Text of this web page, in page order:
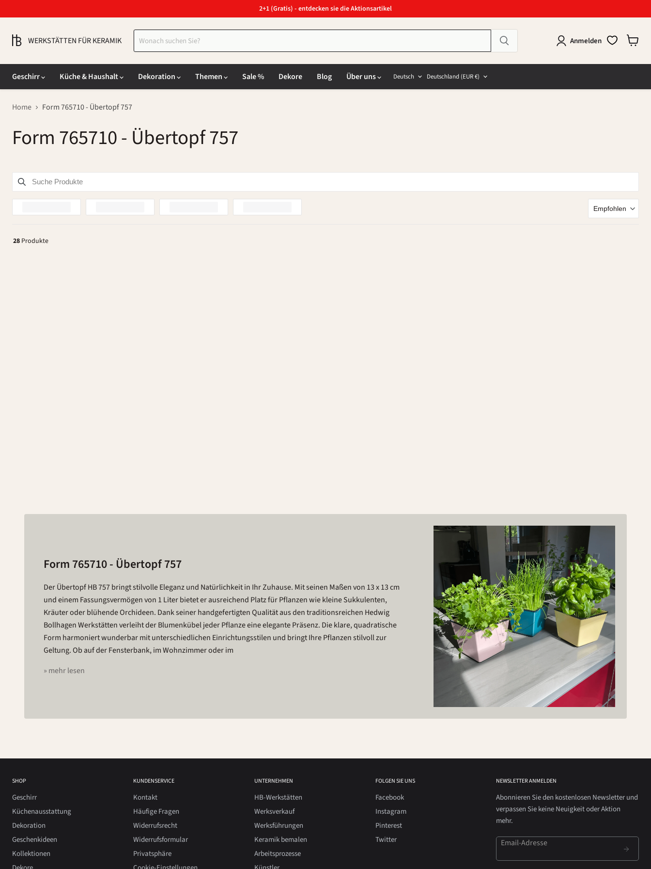
2+1 (Gratis) - entdecken sie die Aktionsartikel
WERKSTÄTTEN FÜR KERAMIK Anmelden
Geschirr
Küche & Haushalt Dekoration Themen Sale % Dekore Blog Über uns Sprache
Deutsch Land
Deutschland (EUR €)
Home Form 765710 - Übertopf 757
Form 765710 - Übertopf 757
Suche Produkte
Use this input to search products in this collection.
Empfohlen
28 Produkte
Form 765710 - Übertopf 757
Der Übertopf HB 757 bringt stilvolle Eleganz und Natürlichkeit in Ihr Zuhause. Mit seinen Maßen von 13 x 13 cm
und einem Fassungsvermögen von 1 Liter bietet er ausreichend Platz für Pflanzen wie kleine Sukkulenten,
Kräuter oder blühende Orchideen. Dank seiner handgefertigten Qualität aus den traditionsreichen Hedwig
Bollhagen Werkstätten verleiht der Blumenkübel jeder Pflanze eine elegante Präsenz. Die klare, quadratische
Form harmoniert wunderbar mit unterschiedlichen Einrichtungsstilen und bringt Ihre Pflanzen stilvoll zur
Geltung. Ob auf der Fensterbank, im Wohnzimmer oder im
» mehr lesen
SHOP
Geschirr
Küchenausstattung
Dekoration
Geschenkideen
Kollektionen
KUNDENSERVICE
Kontakt
Häufige Fragen
Widerrufsrecht
Widerrufsformular
Privatsphäre
UNTERNEHMEN
HB-Werkstätten
Werksverkauf
Werksführungen
Keramik bemalen
Arbeitsprozesse
FOLGEN SIE UNS
Facebook
Instagram
Pinterest
Twitter
NEWSLETTER ANMELDEN
Abonnieren Sie den kostenlosen Newsletter und
verpassen Sie keine Neuigkeit oder Aktion
mehr.
Email-Adresse